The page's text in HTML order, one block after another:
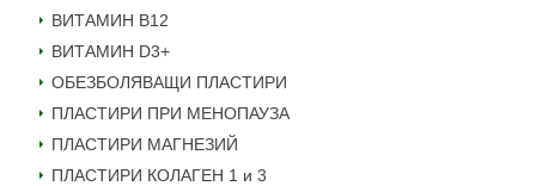
ВИТАМИН B12
ВИТАМИН D3+
ОБЕЗБОЛЯВАЩИ ПЛАСТИРИ
ПЛАСТИРИ ПРИ МЕНОПАУЗА
ПЛАСТИРИ МАГНЕЗИЙ
ПЛАСТИРИ КОЛАГЕН 1 и 3